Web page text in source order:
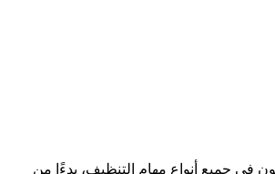
جميع أنواع مهام التنظيف، بدءًا من